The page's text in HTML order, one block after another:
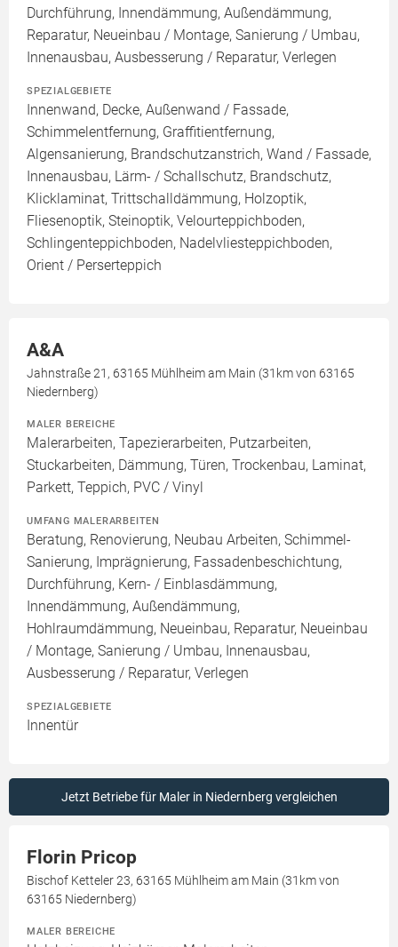
Durchführung, Innendämmung, Außendämmung,
Reparatur, Neueinbau / Montage, Sanierung / Umbau,
Innenausbau, Ausbesserung / Reparatur, Verlegen
SPEZIALGEBIETE
Innenwand, Decke, Außenwand / Fassade,
Schimmelentfernung, Graffitientfernung,
Algensanierung, Brandschutzanstrich, Wand / Fassade,
Innenausbau, Lärm- / Schallschutz, Brandschutz,
Klicklaminat, Trittschalldämmung, Holzoptik,
Fliesenoptik, Steinoptik, Velourteppichboden,
Schlingenteppichboden, Nadelvliesteppichboden,
Orient / Perserteppich
A&A
Jahnstraße 21, 63165 Mühlheim am Main (31km von 63165
Niedernberg)
MALER BEREICHE
Malerarbeiten, Tapezierarbeiten, Putzarbeiten,
Stuckarbeiten, Dämmung, Türen, Trockenbau, Laminat,
Parkett, Teppich, PVC / Vinyl
UMFANG MALERARBEITEN
Beratung, Renovierung, Neubau Arbeiten, Schimmel-
Sanierung, Imprägnierung, Fassadenbeschichtung,
Durchführung, Kern- / Einblasdämmung,
Innendämmung, Außendämmung,
Hohlraumdämmung, Neueinbau, Reparatur, Neueinbau
/ Montage, Sanierung / Umbau, Innenausbau,
Ausbesserung / Reparatur, Verlegen
SPEZIALGEBIETE
Innentür
Jetzt Betriebe für Maler in Niedernberg vergleichen
Florin Pricop
Bischof Ketteler 23, 63165 Mühlheim am Main (31km von
63165 Niedernberg)
MALER BEREICHE